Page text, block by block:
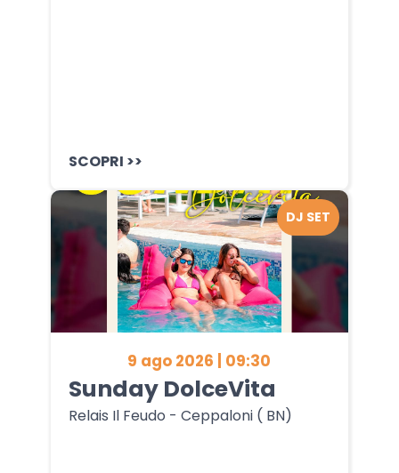
SCOPRI >>
9 ago 2026 | 09:30
Sunday DolceVita
Relais Il Feudo - Ceppaloni ( BN)
DJ SET